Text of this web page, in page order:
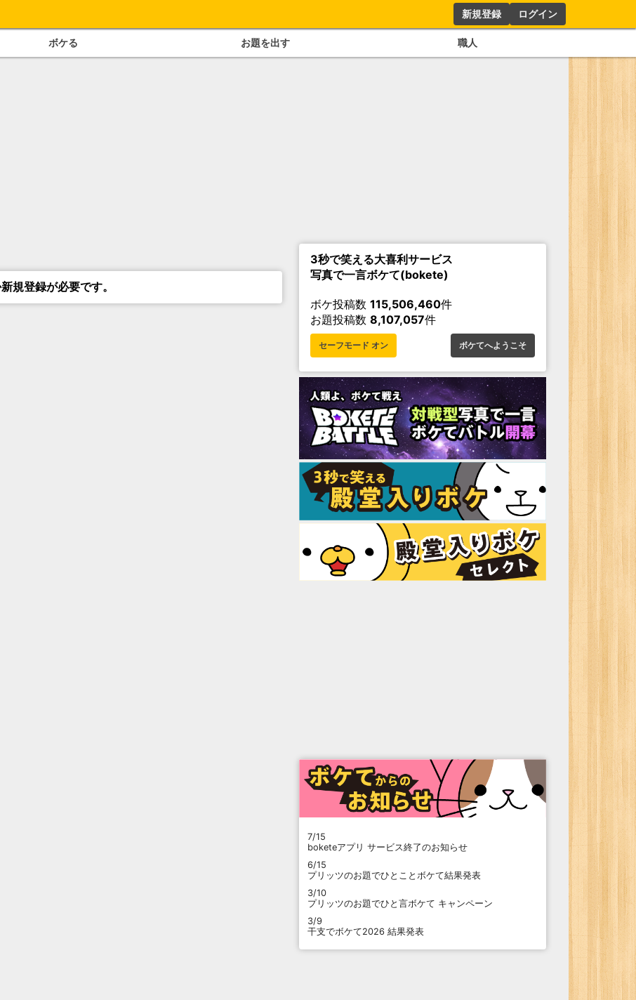
新規登録 ログイン
ボケる お題を出す 職人
規登録が必要です。
3秒で笑える大喜利サービス
写真で一言ボケて(bokete)
ボケ投稿数 115,506,460件
お題投稿数 8,107,057件
セーフモード オン ボケてへようこそ
7/15
boketeアプリ サービス終了のお知らせ
6/15
プリッツのお題でひとことボケて結果発表
3/10
プリッツのお題でひと言ボケて キャンペーン
3/9
干支でボケて2026 結果発表